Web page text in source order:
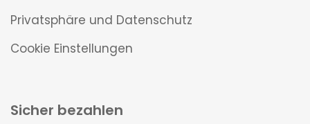
Privatsphäre und Datenschutz
Cookie Einstellungen
Sicher bezahlen